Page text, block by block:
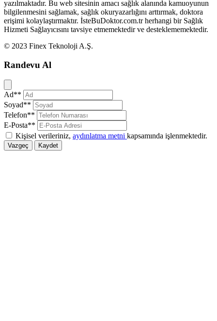
yazılmaktadır. Bu web sitesinin amacı sağlık alanında kamuoyunun
bilgilenmesini sağlamak, sağlık okuryazarlığını arttırmak, doktora
erişimi kolaylaştırmaktır. İsteBuDoktor.com.tr herhangi bir Sağlık
Hizmeti Sağlayıcısını tavsiye etmemektedir ve desteklememektedir.
© 2023 Finex Teknoloji A.Ş.
Randevu Al
Kapat
Ad**
Soyad**
Telefon**
E-Posta**
Kişisel verileriniz, aydınlatma metni kapsamında işlenmektedir.
Vazgeç Kaydet